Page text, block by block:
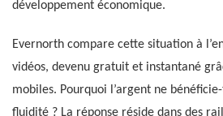
développement économique.
Evernorth compare cette situation à
vidéos, devenu gratuit et instantané
mobiles. Pourquoi l’argent ne
fluidité ? La réponse réside dans des